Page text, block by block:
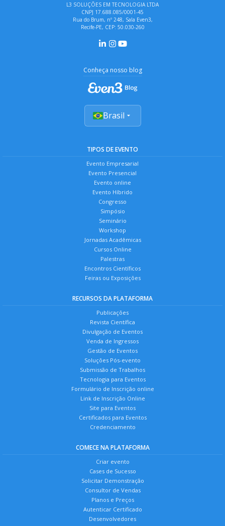
L3 SOLUÇÕES EM TECNOLOGIA LTDA
CNPJ 17.688.085/0001-45
Rua do Brum, nº 248, Sala Even3,
Recife-PE, CEP: 50.030-260
Conheça nosso blog
Brasil
TIPOS DE EVENTO
Evento Empresarial
Evento Presencial
Evento online
Evento Híbrido
Congresso
Simpósio
Seminário
Workshop
Jornadas Acadêmicas
Cursos Online
Palestras
Encontros Científicos
Feiras ou Exposições
RECURSOS DA PLATAFORMA
Publicações
Revista Científica
Divulgação de Eventos
Venda de Ingressos
Gestão de Eventos
Soluções Pós-evento
Submissão de Trabalhos
Tecnologia para Eventos
Formulário de Inscrição online
Link de Inscrição Online
Site para Eventos
Certificados para Eventos
Credenciamento
COMECE NA PLATAFORMA
Criar evento
Cases de Sucesso
Solicitar Demonstração
Consultor de Vendas
Planos e Preços
Autenticar Certificado
Desenvolvedores